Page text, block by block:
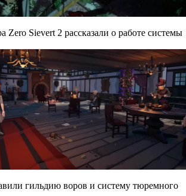
Zero Sievert 2 рассказали о работе системы
гильдию воров и систему тюремного